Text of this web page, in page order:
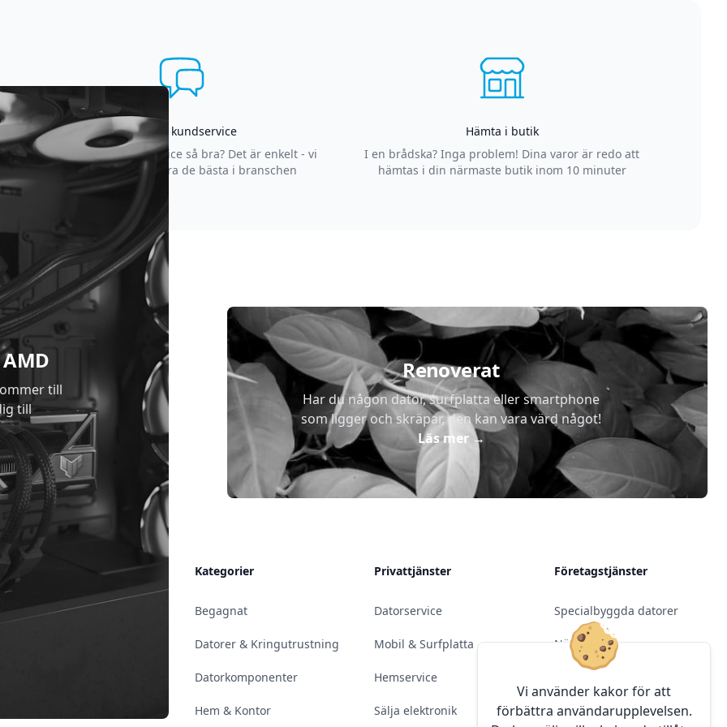
Asgrym kundservice
Varför är vår kundservice så bra? Det är enkelt - vi
strävar efter att vara de bästa i branschen
Hämta i butik
I en brådska? Inga problem! Dina varor är redo att
hämtas i din närmaste butik inom 10 minuter
Vi använder kakor för att
förbättra användarupplevelsen.
till
till
Renoverat
Har du någon dator, surfplatta eller smartphone
som ligger och skräpar, den kan vara värd något!
Läs mer→
Kontakt & Öppettider
Kategorier
Begagnat
Datorer & Kringutrustning
Datorkomponenter
Hem & Kontor
Privattjänster
Datorservice
Mobil & Surfplatta
Hemservice
Sälja elektronik
Företagstjänster
Specialbyggda datorer
Nätverk
Programvara